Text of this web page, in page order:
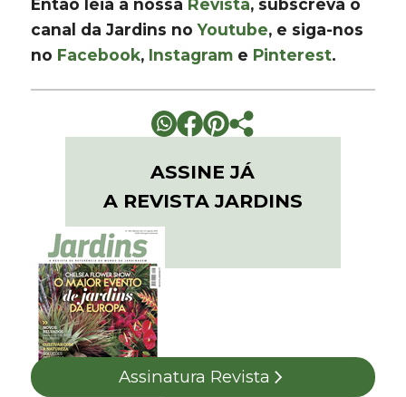
canal da Jardins noYoutube, e siga-nos
no Facebook, Instagram e Pinterest.
ASSINE JÁ
A REVISTA JARDINS
Assinatura Revista